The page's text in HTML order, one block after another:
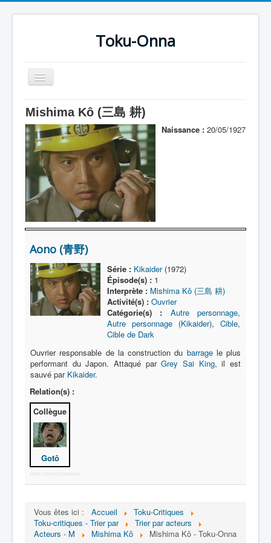
Toku-Onna
Basculer
la
Accueil
Toku-Actrices
Toku-Critiques
Séries
Films
COSAA
Dessins
Artiste Asperger
Lexique
Série
Acteur
Personnage
Transformation
Équipement
Mecha
Objet
Lieu
Fanservice
Mishima Kô (三島 耕)
Naissance : 20/05/1927
Aono (青野)
Série : Kikaider(1972)
Épisode(s) :1
Interprète : Mishima Kô (三島 耕)
Activité(s) : Ouvrier
Catégorie(s) :
Autre personnage,
Autre personnage (Kikaider), Cible,
Cible de Dark
Ouvrier responsable de la construction du barragele plus
performant du Japon. Attaqué parGrey Sai King, il est
sauvé par Kikaider.
Relation(s) :
Collègue
Gotô
More Joomla Extensions
Vous êtes ici : Accueil
Toku-Critiques
Toku-critiques - Trier par
Trier par acteurs
Acteurs - M
Mishima Kô Mishima Kô - Toku-Onna